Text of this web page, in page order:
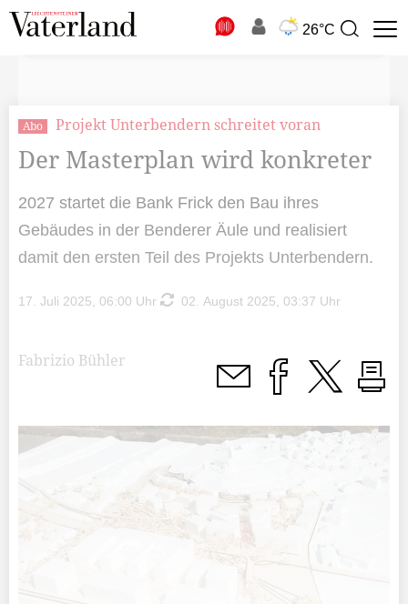
26°C
Suchbegriff
Abo Projekt Unterbendern schreitet voran
Der Masterplan wird konkreter
2027 startet die Bank Frick den Bau ihres
Gebäudes in der Benderer Äule und realisiert
damit den ersten Teil des Projekts Unterbendern.
17. Juli 2025, 06:00 Uhr 02. August 2025, 03:37 Uhr
Fabrizio Bühler